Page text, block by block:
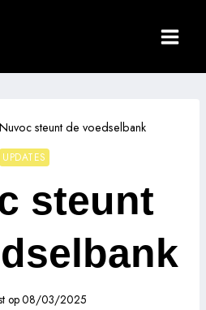
Nuvoc steunt de voedselbank
UPDATES
steunt
op08/03/2025